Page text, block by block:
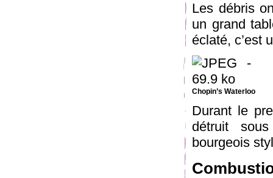
Les débris
un grand
éclaté, c’est
Chopin’s Waterloo
Durant le
détruit
bourgeois